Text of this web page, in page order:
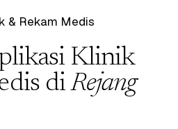
& Rekam Medis
Klinik
diRejang